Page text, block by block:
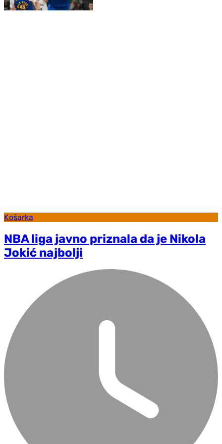
Košarka
NBA liga javno priznala da je Nikola
Jokić najbolji